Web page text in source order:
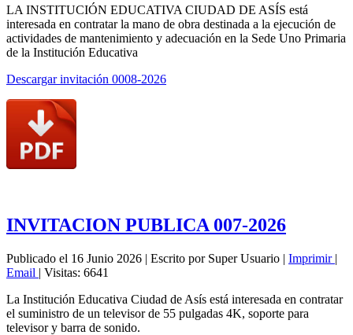
LA INSTITUCIÓN EDUCATIVA CIUDAD DE ASÍS está
interesada en contratar la mano de obra destinada a la ejecución de
actividades de mantenimiento y adecuación en la Sede Uno Primaria
de la Institución Educativa
Descargar invitación 0008-2026
INVITACION PUBLICA 007-2026
Publicado el 16 Junio 2026 | Escrito por Super Usuario | Imprimir |
Email | Visitas: 6641
La Institución Educativa Ciudad de Asís está interesada en contratar
el suministro de un televisor de 55 pulgadas 4K, soporte para
televisor y barra de sonido.